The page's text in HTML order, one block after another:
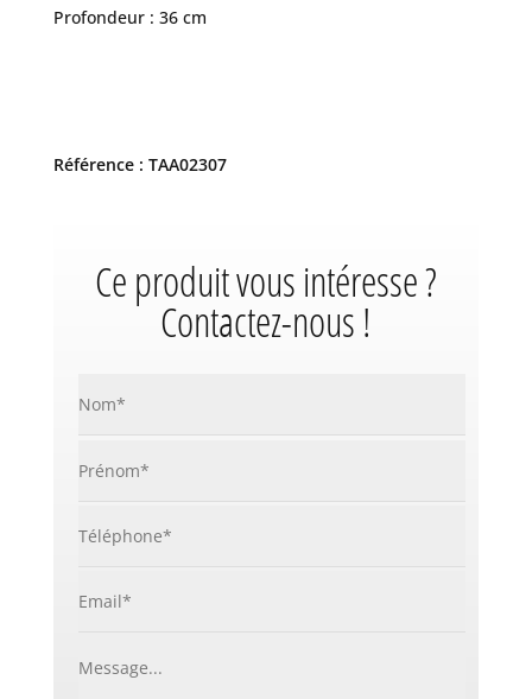
Profondeur : 36 cm
Référence : TAA02307
Ce produit vous intéresse ?
Contactez-nous !